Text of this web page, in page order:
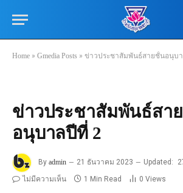
Home » Gmedia Posts » ข่าวประชาสัมพันธ์สายชั้นอนุบ
ข่าวประชาสัมพันธ์สา
อนุบาลปีที่ 2
By admin 21 ธันวาคม 2023 Updated:
ไม่มีความเห็น
1 Min Read 0 Views